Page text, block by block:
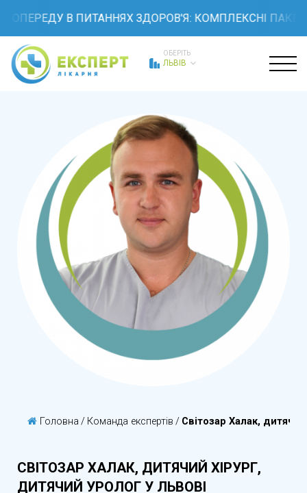
В ПИТАННЯХ ЗДОРОВ'Я: КОМПЛЕКСНІ ПАКЕТИ
ОБЕРІТЬ
ЛЬВІВ
Головна / Команда експертів / Світозар Халак,
СВІТОЗАР ХАЛАК, ДИТЯЧИЙ ХІРУРГ,
ДИТЯЧИЙ УРОЛОГ У ЛЬВОВІ